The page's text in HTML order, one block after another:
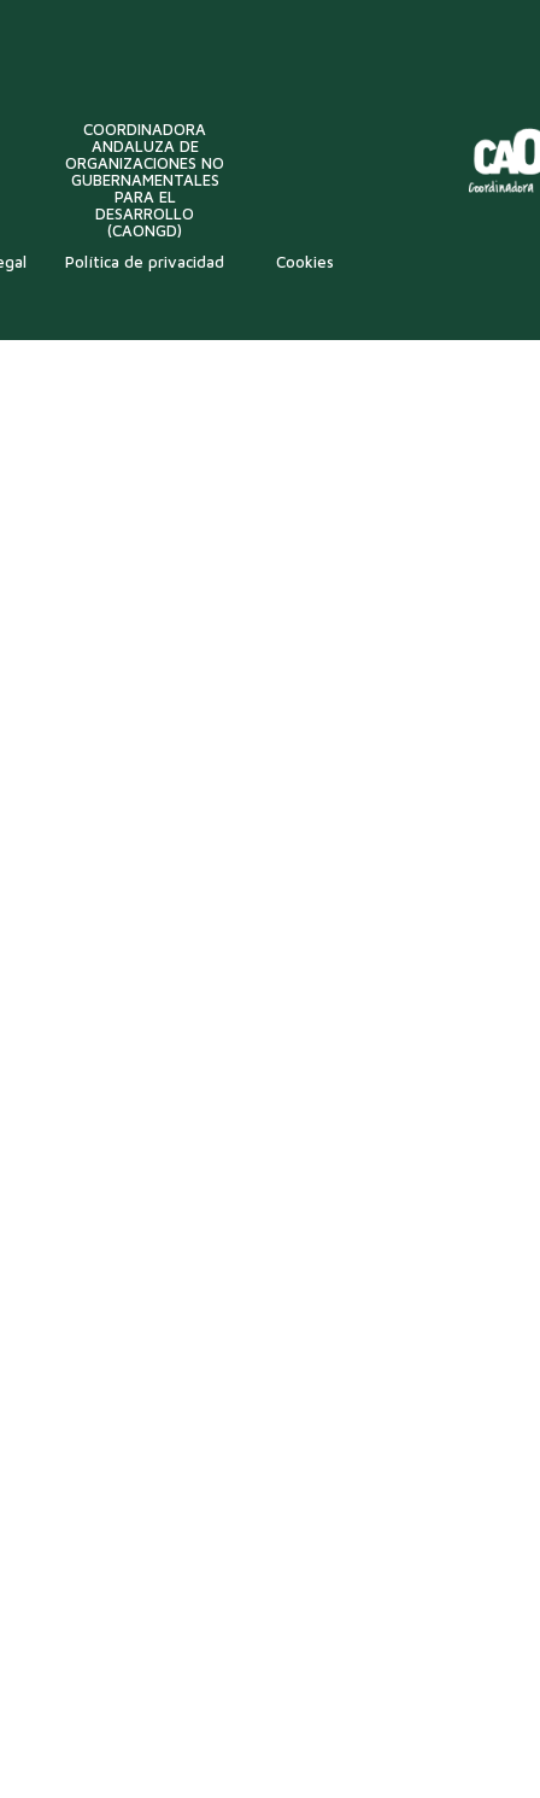
COORDINADORA
ANDALUZA DE
ORGANIZACIONES NO
GUBERNAMENTALES
PARA EL
DESARROLLO
(CAONGD)
Política de privacidad Cookies